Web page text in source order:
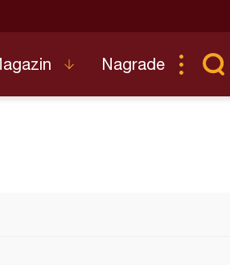
Nagrade